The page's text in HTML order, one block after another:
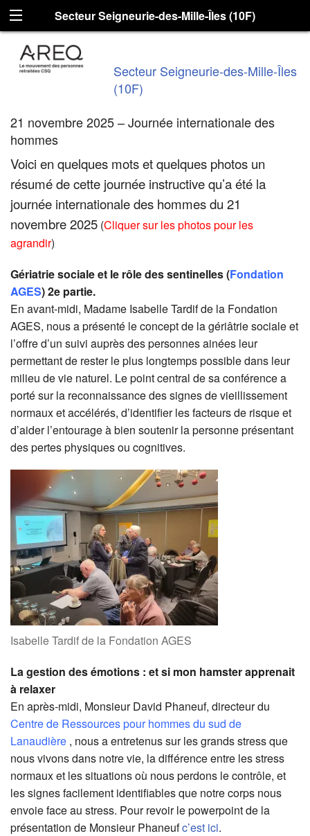
Secteur Seigneurie-des-Mille-Îles (10F)
Secteur Seigneurie-des-Mille-Îles
(10F)
21 novembre 2025 – Journée internationale des
hommes
Voici en quelques mots et quelques photos un
résumé de cette journée instructive qu’a été la
journée internationale des hommes du 21
novembre 2025 (Cliquer sur les photos pour les
agrandir)
Gériatrie sociale et le rôle des sentinelles (Fondation
AGES) 2e partie.
En avant-midi, Madame Isabelle Tardif de la Fondation
AGES, nous a présenté le concept de la gériâtrie sociale et
l’offre d’un suivi auprès des personnes ainées leur
permettant de rester le plus longtemps possible dans leur
milieu de vie naturel. Le point central de sa conférence a
porté sur la reconnaissance des signes de vieillissement
normaux et accélérés, d’identifier les facteurs de risque et
d’aider l’entourage à bien soutenir la personne présentant
des pertes physiques ou cognitives.
Isabelle Tardif de la Fondation AGES
La gestion des émotions : et si mon hamster apprenait
à relaxer
En après-midi, Monsieur David Phaneuf, directeur du
Centre de Ressources pour hommes du sud de
Lanaudière , nous a entretenus sur les grands stress que
nous vivons dans notre vie, la différence entre les stress
normaux et les situations où nous perdons le contrôle, et
les signes facilement identifiables que notre corps nous
envoie face au stress. Pour revoir le powerpoint de la
présentation de Monsieur Phaneufc’est ici.